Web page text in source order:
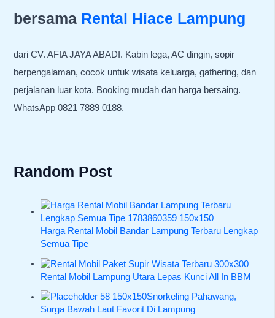
bersama Rental Hiace Lampung
dari CV. AFIA JAYA ABADI. Kabin lega, AC dingin, sopir
berpengalaman, cocok untuk wisata keluarga, gathering, dan
perjalanan luar kota. Booking mudah dan harga bersaing.
WhatsApp 0821 7889 0188.
Random Post
Harga Rental Mobil Bandar Lampung Terbaru Lengkap
Semua Tipe
Rental Mobil Lampung Utara Lepas Kunci All In BBM
Snorkeling Pahawang,
Surga Bawah Laut Favorit Di Lampung